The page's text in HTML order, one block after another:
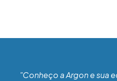
"Conheço a Argon e sua